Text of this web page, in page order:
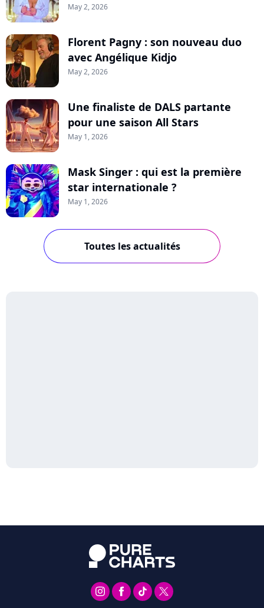
May 2, 2026
Florent Pagny : son nouveau duo
avec Angélique Kidjo
May 2, 2026
Une finaliste de DALS partante
pour une saison All Stars
May 1, 2026
Mask Singer : qui est la première
star internationale ?
May 1, 2026
Toutes les actualités